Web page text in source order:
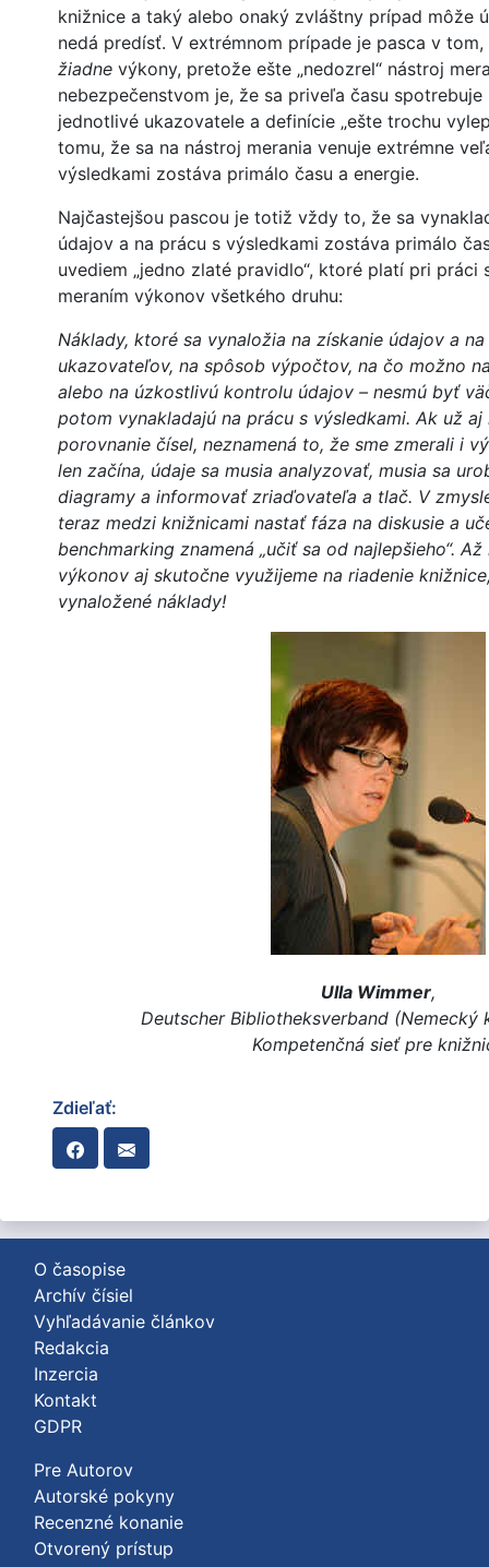
knižnice a taký alebo onaký zvláštny prípad môže
nedá predísť. V extrémnom prípade je pasca v
žiadne výkony, pretože ešte „nedozrel“ nástroj
nebezpečenstvom je, že sa priveľa času
jednotlivé ukazovatele a definície „ešte trochu
tomu, že sa na nástroj merania venuje extrémne
výsledkami zostáva primálo času a energie.
Najčastejšou pascou je totiž vždy to, že sa
údajov a na prácu s výsledkami zostáva primálo
uvediem „jedno zlaté pravidlo“, ktoré platí pri práci
meraním výkonov všetkého druhu:
Náklady, ktoré sa vynaložia na získanie údajov a
ukazovateľov, na spôsob výpočtov, na čo možno
alebo na úzkostlivú kontrolu údajov – nesmú byť
potom vynakladajú na prácu s výsledkami. Ak už aj
porovnanie čísel, neznamená to, že sme zmerali i
len začína, údaje sa musia analyzovať, musia sa
diagramy a informovať zriaďovateľa a tlač. V
teraz medzi knižnicami nastať fáza na diskusie a
benchmarking znamená „učiť sa od najlepšieho“.
výkonov aj skutočne využijeme na riadenie
vynaložené náklady!
Ulla Wimmer,
Deutscher Bibliotheksverband (Nemecký
Kompetenčná sieť pre
Zdieľať:
O časopise
Archív čísiel
Vyhľadávanie článkov
Redakcia
Inzercia
Kontakt
GDPR
Pre Autorov
Autorské pokyny
Recenzné konanie
Otvorený prístup